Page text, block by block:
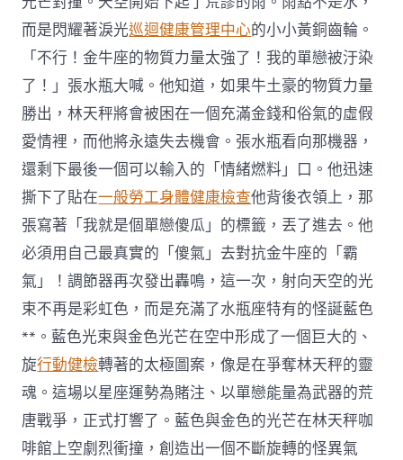
而是閃耀著淚光巡迴健康管理中心的小小黃銅齒輪。
「不行！金牛座的物質力量太強了！我的單戀被汙染
了！」張水瓶大喊。他知道，如果牛土豪的物質力量
勝出，林天秤將會被困在一個充滿金錢和俗氣的虛假
愛情裡，而他將永遠失去機會。張水瓶看向那機器，
還剩下最後一個可以輸入的「情緒燃料」口。他迅速
撕下了貼在一般勞工身體健康檢查他背後衣領上，那
張寫著「我就是個單戀傻瓜」的標籤，丟了進去。他
必須用自己最真實的「傻氣」去對抗金牛座的「霸
氣」！調節器再次發出轟鳴，這一次，射向天空的光
束不再是彩虹色，而是充滿了水瓶座特有的怪誕藍色
**。藍色光束與金色光芒在空中形成了一個巨大的、
旋行動健檢轉著的太極圖案，像是在爭奪林天秤的靈
魂。這場以星座運勢為賭注、以單戀能量為武器的荒
唐戰爭，正式打響了。藍色與金色的光芒在林天秤咖
啡館上空劇烈衝撞，創造出一個不斷旋轉的怪異氣